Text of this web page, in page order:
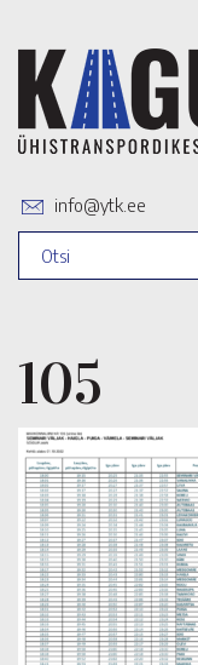
info@ytk.ee
105